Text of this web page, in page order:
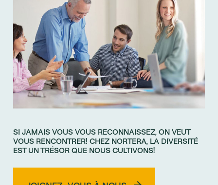
SI JAMAIS VOUS VOUS RECONNAISSEZ, ON VEUT
VOUS RENCONTRER! CHEZ NORTERA, LA DIVERSITÉ
EST UN TRÉSOR QUE NOUS CULTIVONS!